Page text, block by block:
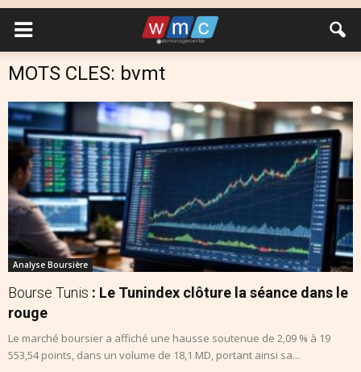
MOTS CLES: bvmt
Analyse Boursière
Bourse Tunis : Le Tunindex clôture la séance dans le
rouge
Le marché boursier a affiché une hausse soutenue de 2,09 % à 19
553,54 points, dans un volume de 18,1 MD, portant ainsi sa...